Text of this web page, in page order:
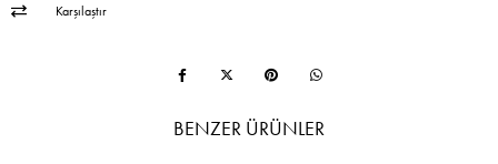
Karşılaştır
BENZER ÜRÜNLER